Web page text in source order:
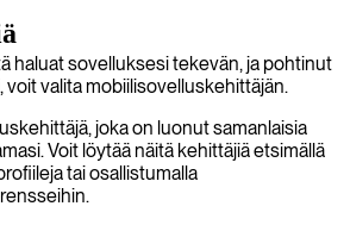
haluat sovelluksesi tekevän, ja pohtinut
valita mobiilisovelluskehittäjän.
joka on luonut samanlaisia
Voit löytää näitä kehittäjiä etsimällä
tai osallistumalla